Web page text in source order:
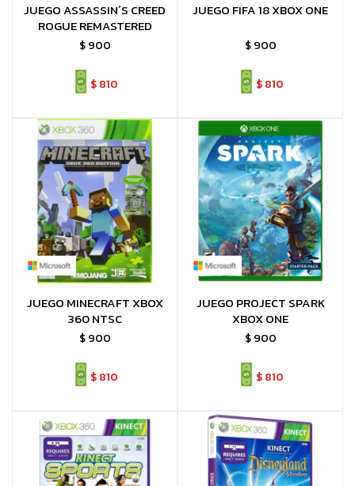
JUEGO ASSASSIN´S CREED
ROGUE REMASTERED
$ 900
$810
JUEGO FIFA 18 XBOX ONE
$ 900
$810
JUEGO MINECRAFT XBOX
360 NTSC
$ 900
$810
JUEGO PROJECT SPARK
XBOX ONE
$ 900
$810